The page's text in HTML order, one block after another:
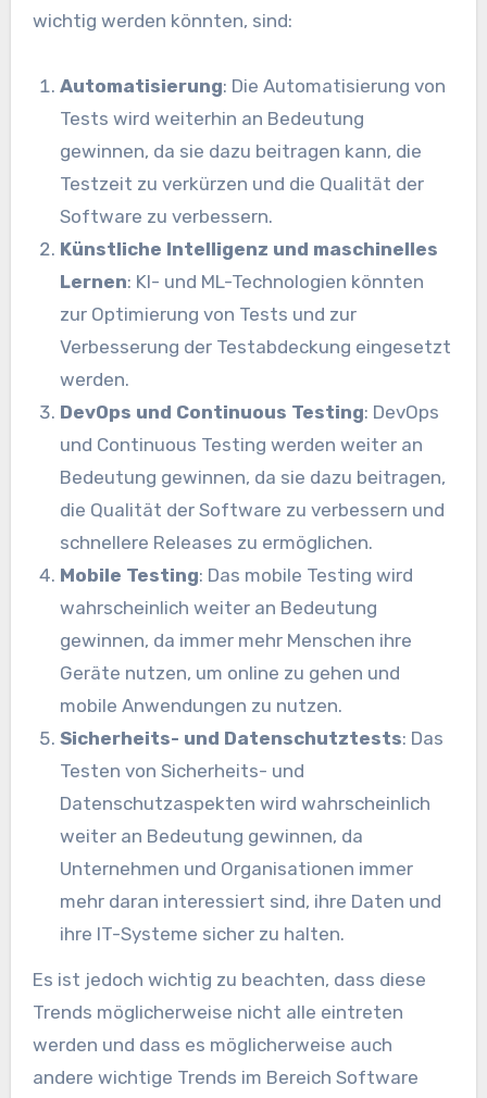
wichtig werden könnten, sind:
Automatisierung: Die Automatisierung von
Tests wird weiterhin an Bedeutung
gewinnen, da sie dazu beitragen kann, die
Testzeit zu verkürzen und die Qualität der
Software zu verbessern.
Künstliche Intelligenz und maschinelles
Lernen: KI- und ML-Technologien könnten
zur Optimierung von Tests und zur
Verbesserung der Testabdeckung eingesetzt
werden.
DevOps und Continuous Testing: DevOps
und Continuous Testing werden weiter an
Bedeutung gewinnen, da sie dazu beitragen,
die Qualität der Software zu verbessern und
schnellere Releases zu ermöglichen.
Mobile Testing: Das mobile Testing wird
wahrscheinlich weiter an Bedeutung
gewinnen, da immer mehr Menschen ihre
Geräte nutzen, um online zu gehen und
mobile Anwendungen zu nutzen.
Sicherheits- und Datenschutztests: Das
Testen von Sicherheits- und
Datenschutzaspekten wird wahrscheinlich
weiter an Bedeutung gewinnen, da
Unternehmen und Organisationen immer
mehr daran interessiert sind, ihre Daten und
ihre IT-Systeme sicher zu halten.
Es ist jedoch wichtig zu beachten, dass diese
Trends möglicherweise nicht alle eintreten
werden und dass es möglicherweise auch
andere wichtige Trends im Bereich Software